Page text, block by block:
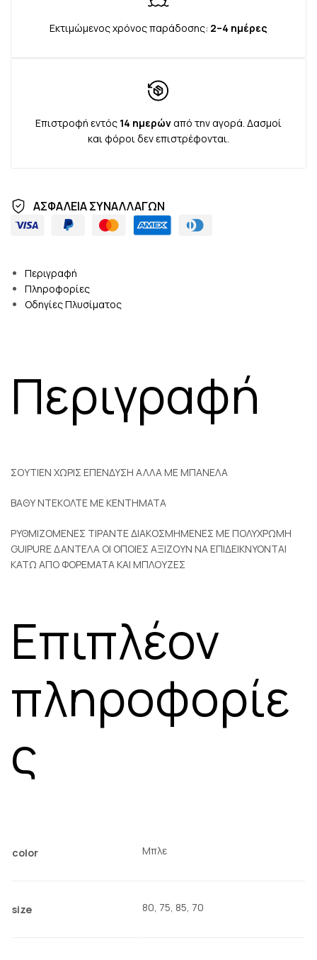
Εκτιμώμενος χρόνος παράδοσης: 2–4 ημέρες
Επιστροφή εντός 14 ημερώναπό την αγορά. Δασμοί
και φόροι δεν επιστρέφονται.
ΑΣΦΑΛΕΙΑ ΣΥΝΑΛΛΑΓΩΝ
Περιγραφή
Πληροφορίες
Οδηγίες Πλυσίματος
Περιγραφή
ΣΟΥΤΙΕΝ ΧΩΡΙΣ ΕΠΕΝΔΥΣΗ ΑΛΛΑ ΜΕ ΜΠΑΝΕΛΑ
ΒΑΘΥ ΝΤΕΚΟΛΤΕ ΜΕ ΚΕΝΤΗΜΑΤΑ
ΡΥΘΜΙΖΟΜΕΝΕΣ ΤΙΡΑΝΤΕ ΔΙΑΚΟΣΜΗΜΕΝΕΣ ΜΕ ΠΟΛΥΧΡΩΜΗ
GUIPURE ΔΑΝΤΕΛΑ ΟΙ ΟΠΟΙΕΣ ΑΞΙΖΟΥΝ ΝΑ ΕΠΙΔΕΙΚΝΥΟΝΤΑΙ
ΚΑΤΩ ΑΠΟ ΦΟΡΕΜΑΤΑ ΚΑΙ ΜΠΛΟΥΖΕΣ
Επιπλέον
πληροφορίε
ς
color Μπλε
size 80, 75, 85, 70